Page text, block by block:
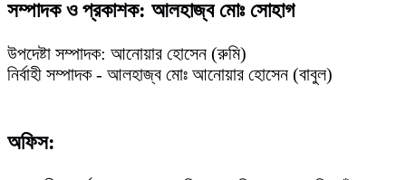
সম্পাদক ও প্রকাশক: আলহাজ্ব মোঃ সোহাগ
উপদেষ্টা সম্পাদক: আনোয়ার হোসেন (রুমি)
নির্বাহী সম্পাদক - আলহাজ্ব মোঃ আনোয়ার হোসেন (বাবুল)
অফিস: